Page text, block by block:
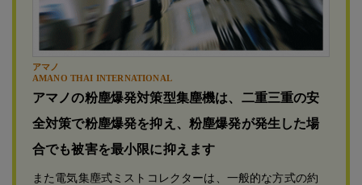
アマノ
AMANO THAI INTERNATIONAL
アマノの粉塵爆発対策型集塵機は、二重三重の安
全対策で粉塵爆発を抑え、粉塵爆発が発生した場
合でも被害を最小限に抑えます
また電気集塵式ミストコレクターは、一般的な方式の約